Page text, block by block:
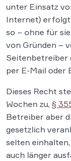
unter Einsatz
Internet) erfolgt
so – ohne für
von Gründen –
Seitenbetreiber
per E-Mail oder
Dieses Recht
Wochen zu, §
Betreiber aber
gesetzlich
selten
auch länger